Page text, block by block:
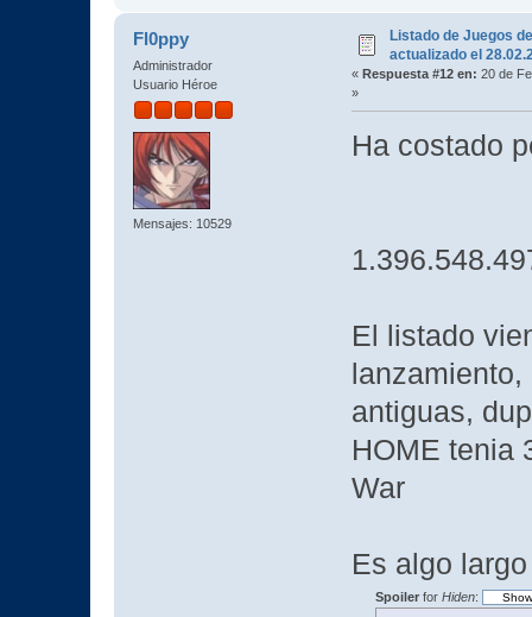
Fl0ppy
Administrador
Usuario Héroe
Mensajes: 10529
Listado de Juegos
actualizado el
« Respuesta #12 en: 20 de
»
Ha costado
El listado
antiguas,
HOME tenia
War
Es algo largo
Spoilerfor Hiden: